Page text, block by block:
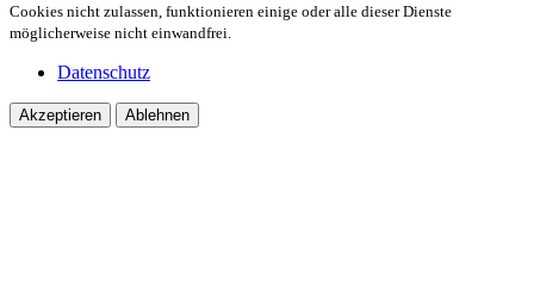
Cookies nicht zulassen, funktionieren einige oder alle dieser Dienste
möglicherweise nicht einwandfrei.
Datenschutz
Akzeptieren Ablehnen